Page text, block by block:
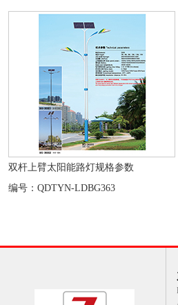
双杆上臂太阳能路灯规格参数
编号：QDTYN-LDBG363